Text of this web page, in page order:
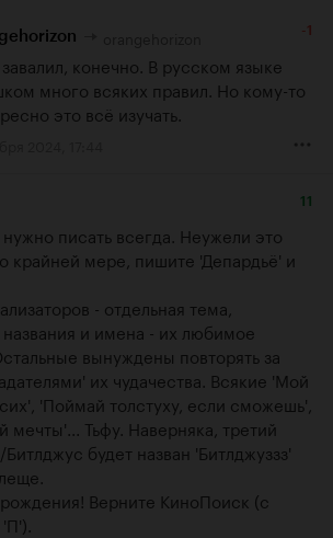
-1
завалил, конечно. В русском языке
много всяких правил. Но кому-то
это всё изучать.
11
нужно писать всегда. Неужели это
крайней мере, пишите 'Депардьё' и
- отдельная тема,
названия и имена - их любимое
вынуждены повторять за
их чудачества. Всякие 'Мой
'Поймай толстуху, если сможешь',
мечты'... Тьфу. Наверняка, третий
будет назван 'Битлджуззз'
Верните КиноПоиск (с
'П').